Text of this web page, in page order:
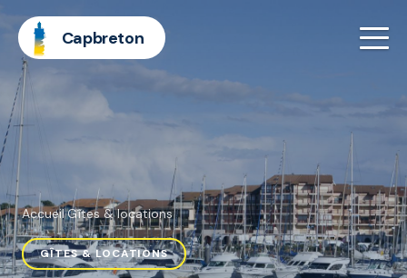
Capbreton
Accueil·Gîtes & locations
GÎTES & LOCATIONS